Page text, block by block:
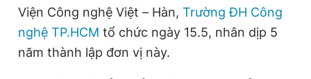
Thông tin tòa soạn Liên hệ quảng cáo
Viện Công nghệ Việt – Hàn, Trường ĐH Công
nghệ TP.HCM tổ chức ngày 15.5, nhân dịp 5
năm thành lập đơn vị này.